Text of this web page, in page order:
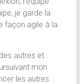
je garde la
façon agile à la
autres et
mon
les autres